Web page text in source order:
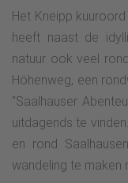
Het Kneipp
heeft naast de
natuur ook veel
Höhenweg, een
"Saalhauser
uitdagends te
en rond
wandeling te maken